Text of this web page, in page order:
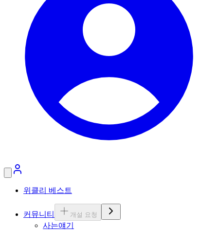
위클리 베스트
커뮤니티 개설 요청
사는얘기